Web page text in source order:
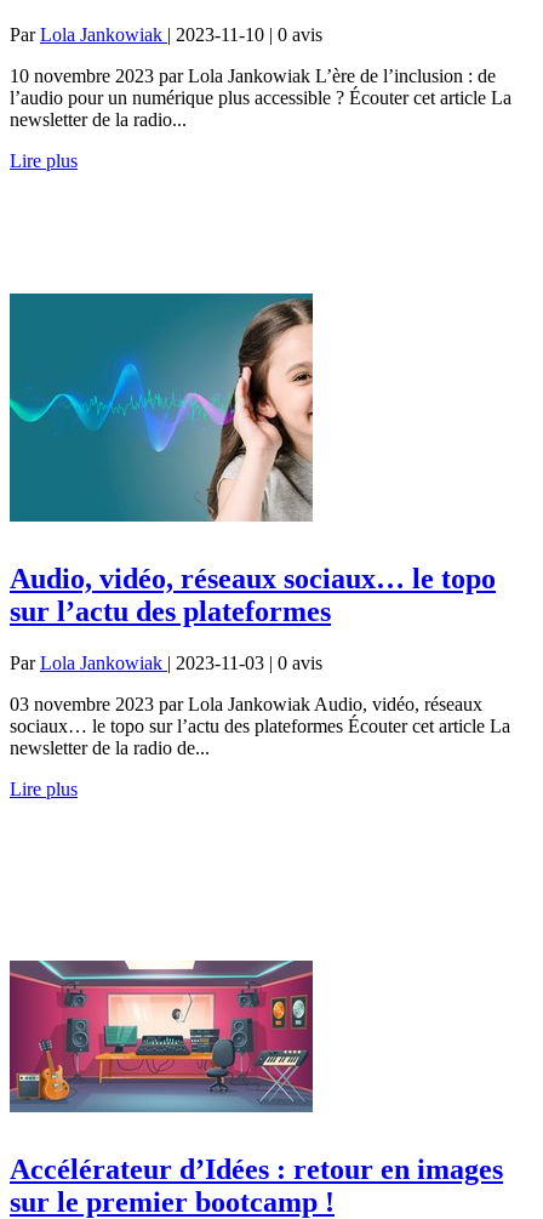
ParLola Jankowiak | 2023-11-10 | 0 avis
10 novembre 2023 par Lola Jankowiak L’ère de l’inclusion : de
l’audio pour un numérique plus accessible ? Écouter cet article La
newsletter de la radio...
Lire plus
Audio, vidéo, réseaux sociaux… le topo
sur l’actu des plateformes
ParLola Jankowiak | 2023-11-03 | 0 avis
03 novembre 2023 par Lola Jankowiak Audio, vidéo, réseaux
sociaux… le topo sur l’actu des plateformes Écouter cet article La
newsletter de la radio de...
Lire plus
Accélérateur d’Idées : retour en images
sur le premier bootcamp !